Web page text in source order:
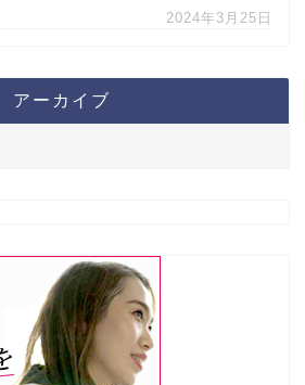
2024年3月25日
アーカイブ